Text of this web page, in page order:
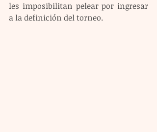
les imposibilitan pelear por ingresar
a la definición del torneo.